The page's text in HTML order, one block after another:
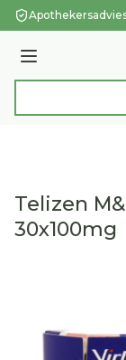
Ga naar de
Menu
Telizen
30x100mg